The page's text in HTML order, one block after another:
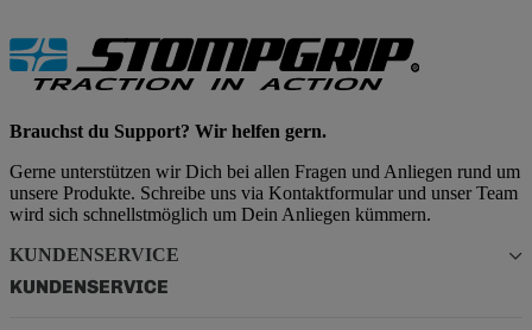
Brauchst du Support? Wir helfen gern.
Gerne unterstützen wir Dich bei allen Fragen und Anliegen rund um
unsere Produkte. Schreibe uns via Kontaktformular und unser Team
wird sich schnellstmöglich um Dein Anliegen kümmern.
KUNDENSERVICE
KUNDENSERVICE